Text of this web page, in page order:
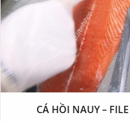
CÁ HỒI NAUY – FILE